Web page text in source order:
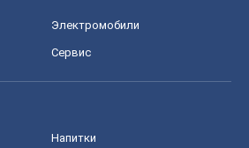
Электромобили
Сервис
Напитки